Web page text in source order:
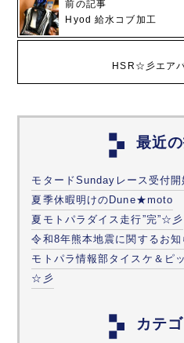
前の記事
Hyod 給水コブ加工
HSR☆彡エア
最近
モタードSundayレース受付
夏季休暇明けのDune★moto
夏モトパラダイス走行”完”☆彡
令和8年熊本地震に関するお
モトパラ情報部タイスケ＆ピ
☆彡
カテ